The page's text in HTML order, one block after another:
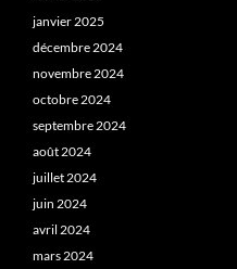
janvier 2025
décembre 2024
novembre 2024
octobre 2024
septembre 2024
août 2024
juillet 2024
juin 2024
avril 2024
mars 2024